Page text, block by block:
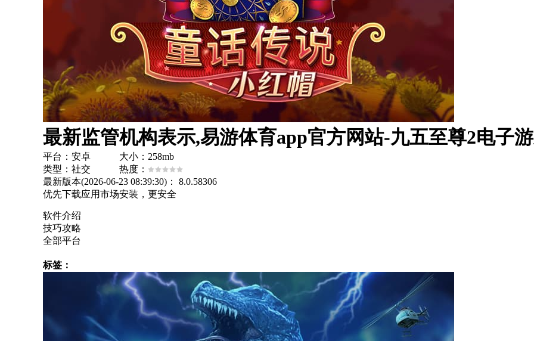
最新监管机构表示,易游体育app官方网站-九五至尊2电子
平台：安卓 大小：258mb
类型：社交 热度：
最新版本(2026-06-23 08:39:30)：
8.0.58306
优先下载应用市场安装，更安全
软件介绍
技巧攻略
全部平台
标签：